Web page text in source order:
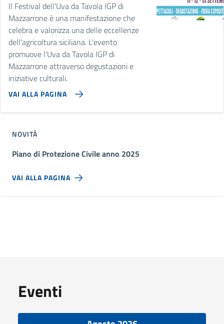
Il Festival dell'Uva da Tavola IGP di
Mazzarrone è una manifestazione che
celebra e valorizza una delle eccellenze
dell'agricoltura siciliana. L'evento
promuove l'Uva da Tavola IGP di
Mazzarrone attraverso degustazioni e
iniziative culturali.
VAI ALLA PAGINA
NOVITÀ
Piano di Protezione Civile anno 2025
VAI ALLA PAGINA
Eventi